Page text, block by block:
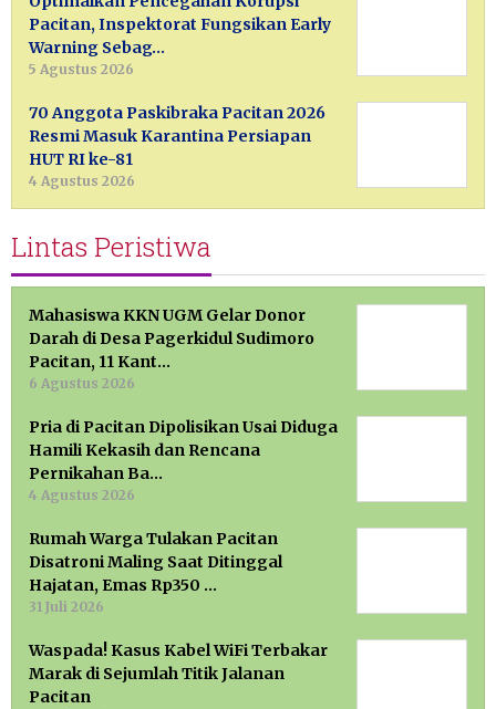
Pacitan, Inspektorat Fungsikan Early
Warning Sebag…
5 Agustus 2026
70 Anggota Paskibraka Pacitan 2026
Resmi Masuk Karantina Persiapan
HUT RI ke-81
4 Agustus 2026
Lintas Peristiwa
Mahasiswa KKN UGM Gelar Donor
Darah di Desa Pagerkidul Sudimoro
Pacitan, 11 Kant…
6 Agustus 2026
Pria di Pacitan Dipolisikan Usai Diduga
Hamili Kekasih dan Rencana
Pernikahan Ba…
4 Agustus 2026
Rumah Warga Tulakan Pacitan
Disatroni Maling Saat Ditinggal
Hajatan, Emas Rp350 …
31 Juli 2026
Waspada! Kasus Kabel WiFi Terbakar
Marak di Sejumlah Titik Jalanan
Pacitan